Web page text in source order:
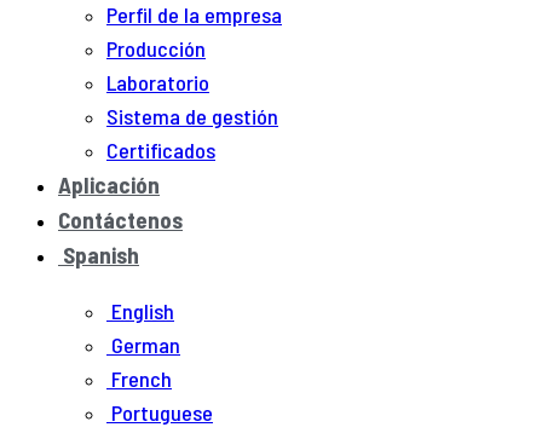
Perfil de la empresa
Producción
Laboratorio
Sistema de gestión
Certificados
Aplicación
Contáctenos
Spanish
English
German
French
Portuguese